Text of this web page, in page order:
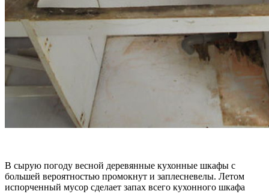
В сырую погоду весной деревянные кухонные шкафы с
большей вероятностью промокнут и заплесневелы. Летом
испорченный мусор сделает запах всего кухонного шкафа